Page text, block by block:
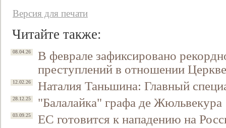
Версия для печати
Читайте также:
08.04.26
В феврале зафиксировано
преступлений в отношении
12.02.26 Наталия Таньшина: Главный
28.12.25 "Балалайка" графа де Жюльвекура
03.09.25 ЕС готовится к нападению на